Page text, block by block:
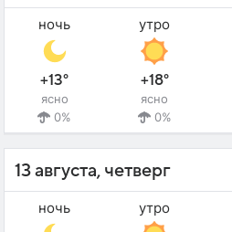
ночь
+13°
ясно
0%
утро
+18°
ясно
0%
13 августа, четверг
ночь утро